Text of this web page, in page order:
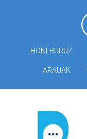
HONI BURUZ
ARAUAK